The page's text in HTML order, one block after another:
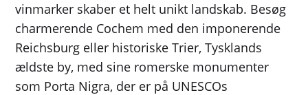
vinmarker skaber et helt unikt landskab. Besøg
charmerende Cochem med den imponerende
Reichsburg eller historiske Trier, Tysklands
ældste by, med sine romerske monumenter
som Porta Nigra, der er på UNESCOs